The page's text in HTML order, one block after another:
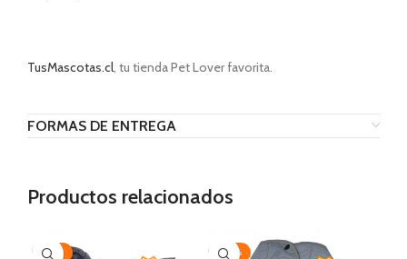
TusMascotas.cl, tu tienda Pet Lover favorita.
FORMAS DE ENTREGA
Productos relacionados
-10%
-20%